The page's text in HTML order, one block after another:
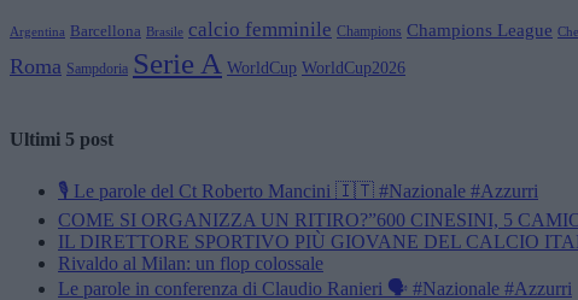
Argentina Barcellona Brasile calcio femminile Champions Champions League
Roma Sampdoria Serie A WorldCup WorldCup2026
Ultimi 5 post
🎙️ Le parole del Ct Roberto Mancini 🇮🇹 #Nazionale #Azzurri
COME SI ORGANIZZA UN RITIRO?”600 CINESINI, 5
IL DIRETTORE SPORTIVO PIÙ GIOVANE DEL CALCIO
Rivaldo al Milan: un flop colossale
Le parole in conferenza di Claudio Ranieri 🗣️ #Nazionale #Azzurri